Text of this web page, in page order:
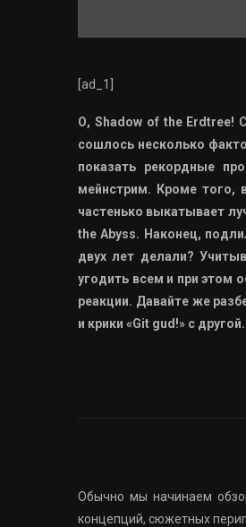
[ad_1]
О, Shadow of the Erdtree!
сошлось несколько
показать рекордные
мейнстрим. Кроме того,
частенько выкатывает
the Abyss. Наконец,
двух лет делали?
угодить всем и при этом
реакции. Давайте же
и крики «Git gud!» с другой.
Обычно мы начинаем
концепций, сюжетных